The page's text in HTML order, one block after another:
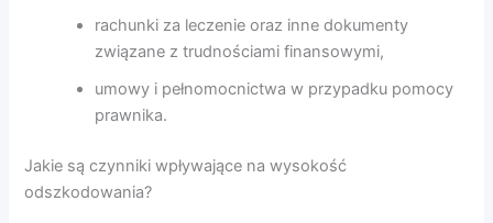
rachunki za leczenie oraz inne dokumenty
związane z trudnościami finansowymi,
umowy i pełnomocnictwa w przypadku pomocy
prawnika.
Jakie są czynniki wpływające na wysokość
odszkodowania?